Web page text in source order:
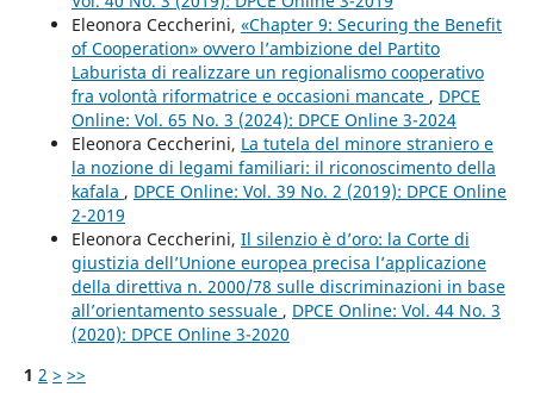
Eleonora Ceccherini, «Chapter 9: Securing the Benefit
of Cooperation» ovvero l’ambizione del Partito
Laburista di realizzare un regionalismo cooperativo
fra volontà riformatrice e occasioni mancate , DPCE
Online: Vol. 65 No. 3 (2024): DPCE Online 3-2024
Eleonora Ceccherini, La tutela del minore straniero e
la nozione di legami familiari: il riconoscimento della
kafala , DPCE Online: Vol. 39 No. 2 (2019): DPCE Online
2-2019
Eleonora Ceccherini, Il silenzio è d’oro: la Corte di
giustizia dell’Unione europea precisa l’applicazione
della direttiva n. 2000/78 sulle discriminazioni in base
all’orientamento sessuale , DPCE Online: Vol. 44 No. 3
(2020): DPCE Online 3-2020
1 2 > >>